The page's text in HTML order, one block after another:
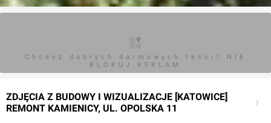
Chcesz dobrych darmowych teści? NIE
BLOKUJ REKLAM
ZDJĘCIA Z BUDOWY I WIZUALIZACJE [KATOWICE]
REMONT KAMIENICY, UL. OPOLSKA 11